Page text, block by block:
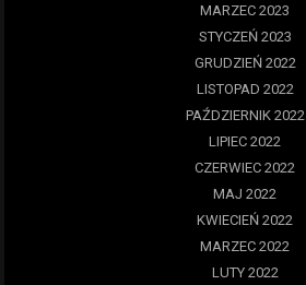
MARZEC 2023
STYCZEŃ 2023
GRUDZIEŃ 2022
LISTOPAD 2022
PAŹDZIERNIK 2022
LIPIEC 2022
CZERWIEC 2022
MAJ 2022
KWIECIEŃ 2022
MARZEC 2022
LUTY 2022